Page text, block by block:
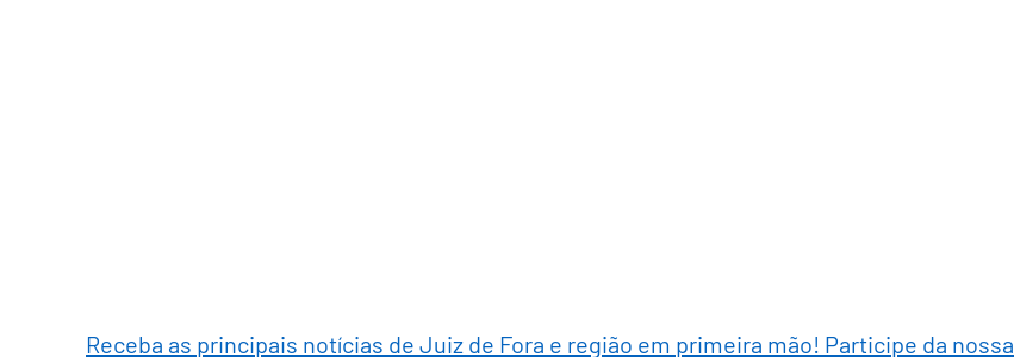
Receba as principais notícias de Juiz de Fora e região em primeira mão! Participe da nossa